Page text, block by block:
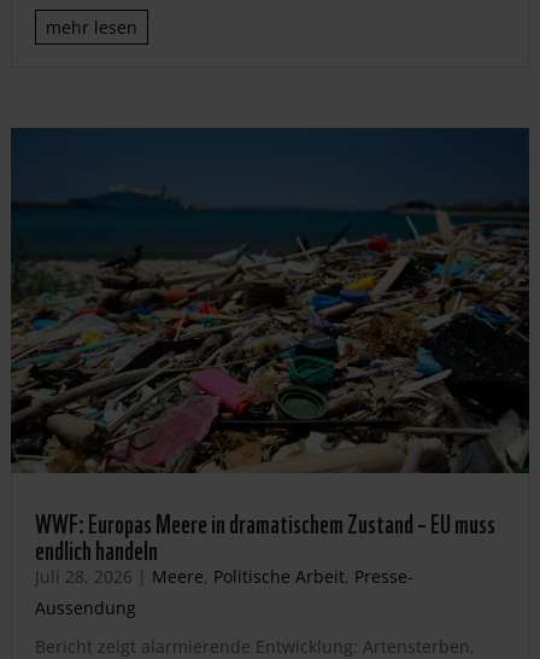
mehr lesen
WWF: Europas Meere in dramatischem Zustand – EU muss
endlich handeln
Juli 28, 2026 | Meere, Politische Arbeit, Presse-
Aussendung
Bericht zeigt alarmierende Entwicklung: Artensterben,